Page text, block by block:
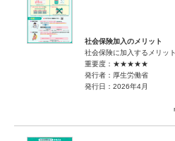
社会保険加入のメリット
社会保険に加入するメリッ
重要度：★★★★★
発行者：厚生労働省
発行日：2026年4月